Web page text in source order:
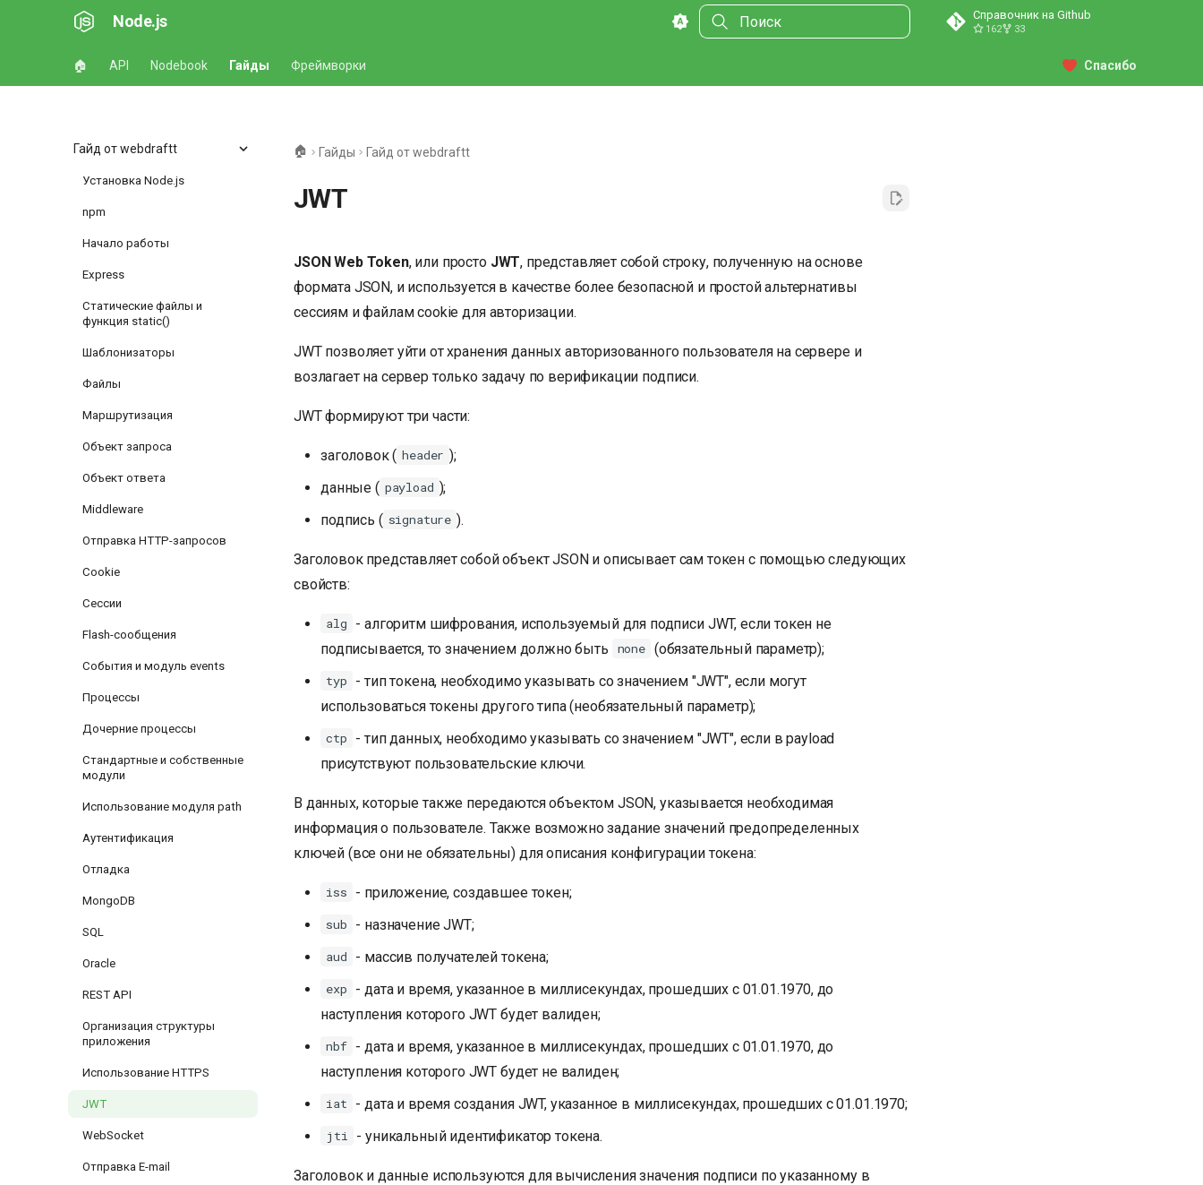
Node.js Справочник на Github
162 33
🏠 API Nodebook Гайды Фреймворки Спасибо
Гайд от webdraftt
Установка Node.js
npm
Начало работы
Express
Статические файлы и
функция static()
Шаблонизаторы
Файлы
Маршрутизация
Объект запроса
Объект ответа
Middleware
Отправка HTTP-запросов
Cookie
Сессии
Flash-сообщения
События и модуль events
Процессы
Дочерние процессы
Стандартные и собственные
модули
Использование модуля path
Аутентификация
Отладка
MongoDB
SQL
Oracle
REST API
Организация структуры
приложения
Использование HTTPS
JWT
WebSocket
Отправка E-mail
🏠 Гайды Гайд от webdraftt
JWT
JSON Web Token, или просто JWT, представляет собой строку, полученную на основе
формата JSON, и используется в качестве более безопасной и простой альтернативы
сессиям и файлам cookie для авторизации.
JWT позволяет уйти от хранения данных авторизованного пользователя на сервере и
возлагает на сервер только задачу по верификации подписи.
JWT формируют три части:
заголовок ( header );
данные ( payload );
подпись ( signature ).
Заголовок представляет собой объект JSON и описывает сам токен с помощью следующих
свойств:
alg
- алгоритм шифрования, используемый для подписи JWT, если токен не
подписывается, то значением должно быть
none (обязательный параметр);
typ
- тип токена, необходимо указывать со значением "JWT", если могут
использоваться токены другого типа (необязательный параметр);
ctp
- тип данных, необходимо указывать со значением "JWT", если в payload
присутствуют пользовательские ключи.
В данных, которые также передаются объектом JSON, указывается необходимая
информация о пользователе. Также возможно задание значений предопределенных
ключей (все они не обязательны) для описания конфигурации токена:
iss - приложение, создавшее токен;
sub - назначение JWT;
aud - массив получателей токена;
exp
- дата и время, указанное в миллисекундах, прошедших с 01.01.1970, до
наступления которого JWT будет валиден;
nbf - дата и время, указанное в миллисекундах, прошедших с 01.01.1970, до
наступления которого JWT будет не валиден;
iat - дата и время создания JWT, указанное в миллисекундах, прошедших с 01.01.1970;
jti - уникальный идентификатор токена.
Заголовок и данные используются для вычисления значения подписи по указанному в